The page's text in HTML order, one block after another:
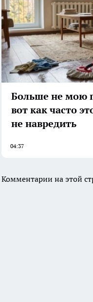
Больше не мою
вот как часто
не навредить
04:37
Комментарии на этой